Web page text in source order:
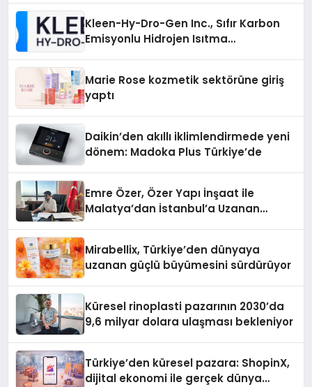
Kleen-Hy-Dro-Gen Inc., Sıfır Karbon
Emisyonlu Hidrojen Isıtma
Marie Rose kozmetik sektörüne giriş
yaptı
Daikin’den akıllı iklimlendirmede yeni
dönem: Madoka Plus Türkiye’de
Emre Özer, Özer Yapı İnşaat ile
Malatya’dan İstanbul’a Uzanan
Mirabellix, Türkiye’den dünyaya
uzanan güçlü büyümesini sürdürüyor
Küresel rinoplasti pazarının 2030’da
9,6 milyar dolara ulaşması bekleniyor
Türkiye’den küresel pazara: ShopinX,
dijital ekonomi ile gerçek dünya